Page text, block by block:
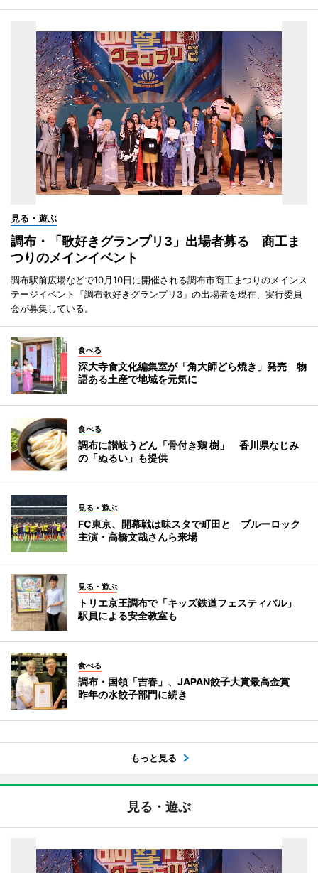
見る・遊ぶ
調布・「歌好きグランプリ3」出場者募る 商工ま
つりのメインイベント
調布駅前広場などで10月10日に開催される調布市商工まつりのメインス
テージイベント「調布歌好きグランプリ3」の出場者を現在、実行委員
会が募集している。
食べる
深大寺食文化編集室が「角大師どら焼き」発売 物
語ある土産で地域を元気に
食べる
調布に讃岐うどん「骨付き鶏 樹」 香川県なじみ
の「ぬるい」も提供
見る・遊ぶ
FC東京、開幕戦は味スタで町田と ブルーロック
主演・高橋文哉さんら来場
見る・遊ぶ
トリエ京王調布で「キッズ鉄道フェスティバル」
駅員による安全教室も
食べる
調布・国領「吉春」、JAPAN餃子大賞最高金賞
昨年の水餃子部門に続き
もっと見る
見る・遊ぶ